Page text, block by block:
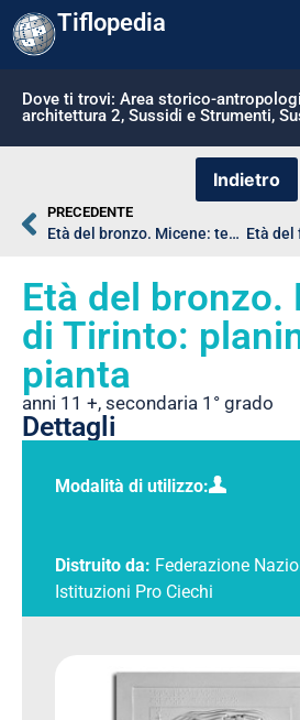
Tiflopedia
Dove ti trovi: Area storico-
architettura 2, Sussidi e Strumenti,
PRECEDENTE
Età del bronzo. Micene: tesoro e tomba di Atreo
Età del bronzo.
di Tirinto:
pianta
anni 11 +, secondaria 1° grado
Dettagli
Modalità di utilizzo:
Distruito da: Federazione
Istituzioni Pro Ciechi